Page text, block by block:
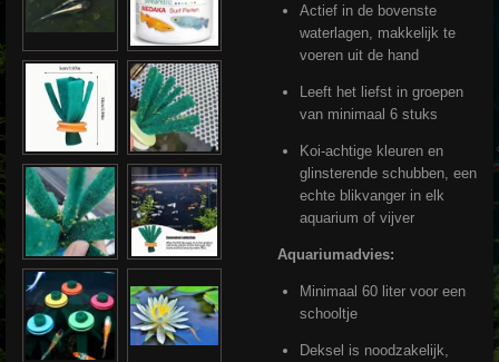
Actief in de bovenste
waterlagen, makkelijk te
voeren uit de hand
Leeft het liefst in groepen
van minimaal 6 stuks
Koi-achtige kleuren en
glinsterende schubben, een
echte blikvanger in elk
aquarium of vijver
Aquariumadvies:
Minimaal 60 liter voor een
schooltje
Deksel is noodzakelijk,